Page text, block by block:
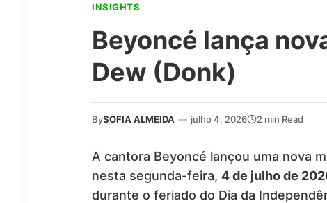
INSIGHTS
Beyoncé lança
Dew (Donk)
BySOFIA ALMEIDA — julho 4, 2026 2 min Read
A cantora Beyoncé lançou uma nova
nesta segunda-feira, 4 de julho de
durante o feriado do Dia da